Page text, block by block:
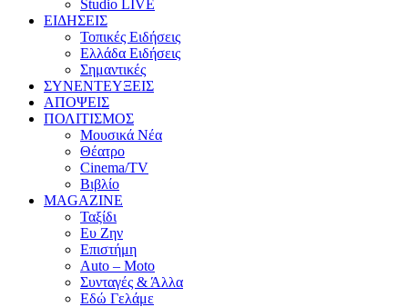
Studio LIVE
ΕΙΔΗΣΕΙΣ
Τοπικές Ειδήσεις
Ελλάδα Ειδήσεις
Σημαντικές
ΣΥΝΕΝΤΕΥΞΕΙΣ
ΑΠΟΨΕΙΣ
ΠΟΛΙΤΙΣΜΟΣ
Μουσικά Νέα
Θέατρο
Cinema/TV
Βιβλίο
MAGAZINE
Ταξίδι
Ευ Ζην
Επιστήμη
Auto – Moto
Συνταγές & Άλλα
Εδώ Γελάμε